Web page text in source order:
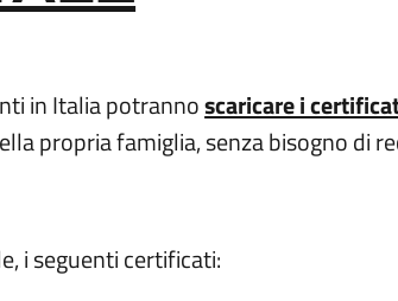
in Italia potrannoscaricare i
propria famiglia, senza bisogno di
i seguenti certificati: